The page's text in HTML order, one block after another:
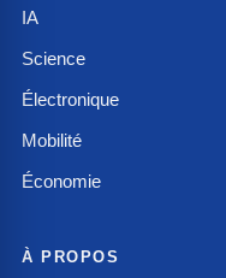
IA
Science
Électronique
Mobilité
Économie
À PROPOS